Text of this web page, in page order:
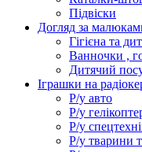
Підвіски
Догляд за
Гігієна та
Ванночки ,
Дитячий
Іграшки на
Р/у авто
Р/у
Р/у
Р/у тварини